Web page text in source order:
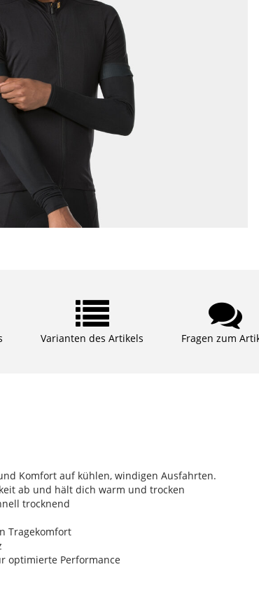
Varianten des Artikels Fragen zum
Komfort auf kühlen, windigen Ausfahrten.
ab und hält dich warm und trocken
trocknend
Tragekomfort
optimierte Performance